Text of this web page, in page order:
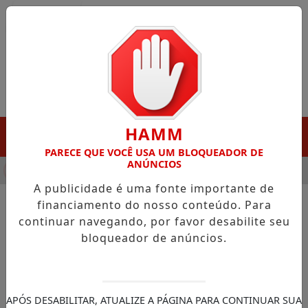
DESTAQUE EM PORTO GRANDE COM ATUAÇÃO VOLTADA
NOTÍCIAS/ASSEMBLÉIA LEGISLATIVA AP
Alap é parceira da maior
Comunidade
HAMM
PARECE QUE VOCÊ USA UM BLOQUEADOR DE
ANÚNCIOS
A publicidade é uma fonte importante de
financiamento do nosso conteúdo. Para
continuar navegando, por favor desabilite seu
bloqueador de anúncios.
APÓS DESABILITAR, ATUALIZE A PÁGINA PARA CONTINUAR SUA